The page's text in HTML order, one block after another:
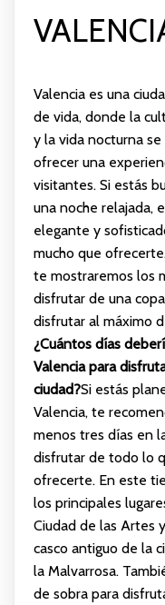
Valencia es una
de vida, donde la
y la vida nocturna
ofrecer una
visitantes. Si estás
una noche relajada,
elegante y
mucho que
te mostraremos los
disfrutar de una
disfrutar al máximo
¿Cuántos días
Valencia para
ciudad?Si estás
Valencia, te
menos tres días en
disfrutar de todo lo
ofrecerte. En este
los principales
Ciudad de las Artes
casco antiguo de la
la Malvarrosa.
de sobra para